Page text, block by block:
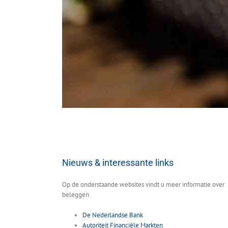
Nieuws & interessante links
Op de onderstaande websites vindt u meer informatie over
beleggen.
De Nederlandse Bank
Autoriteit Financiële Markten